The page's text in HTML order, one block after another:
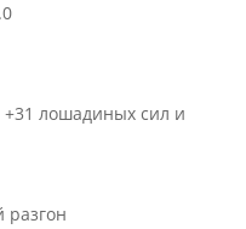
лошадиных сил и
разгон